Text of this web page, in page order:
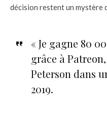
décision restent un mystère
« Je gagne 80
grâce à
Peterson dans
2019.